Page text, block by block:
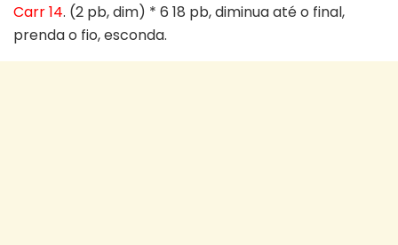
Carr 14. (2 pb, dim) * 6 18 pb, diminua até o final,
prenda o fio, esconda.